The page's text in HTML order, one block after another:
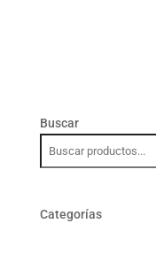
Buscar
Categorías